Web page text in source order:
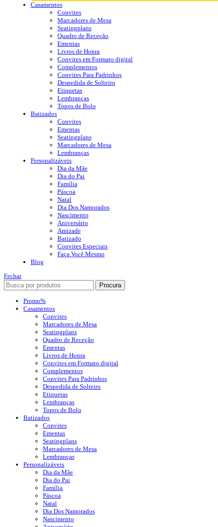
Casamentos
Convites
Marcadores de Mesa
Seatingplans
Quadro de Receção
Ementas
Livros de Honra
Convites em Formato digital
Complementos
Convites Para Padrinhos
Despedida de Solteiro
Etiquetas
Lembranças
Topos de Bolo
Batizados
Convites
Ementas
Seatingplans
Marcadores de Mesa
Lembranças
Personalizáveis
Dia da Mãe
Dia do Pai
Família
Páscoa
Natal
Dia Dos Namorados
Nascimento
Aniversário
Amizade
Batizado
Convites Especiais
Faça Você Mesmo
Blog
Fechar
Procura
Promo%
Casamentos
Convites
Marcadores de Mesa
Seatingplans
Quadro de Receção
Ementas
Livros de Honra
Convites em Formato digital
Complementos
Convites Para Padrinhos
Despedida de Solteiro
Etiquetas
Lembranças
Topos de Bolo
Batizados
Convites
Ementas
Seatingplans
Marcadores de Mesa
Lembranças
Personalizáveis
Dia da Mãe
Dia do Pai
Família
Páscoa
Natal
Dia Dos Namorados
Nascimento